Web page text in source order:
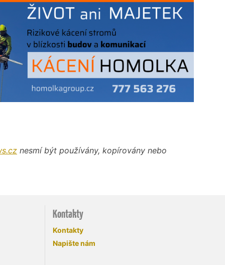
nesmí být používány, kopírovány nebo
Kontakty
Kontakty
Napište nám